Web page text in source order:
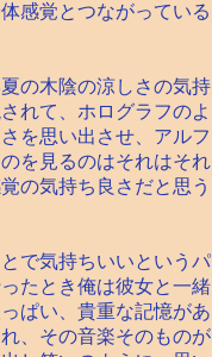
感覚とつながっている
の木陰の涼しさの気持
れて、ホログラフのよ
を思い出させ、アルフ
を見るのはそれはそれ
の気持ち良さだと思う
で気持ちいいというパ
たとき俺は彼女と一緒
ぱい、貴重な記憶があ
、その音楽そのものが